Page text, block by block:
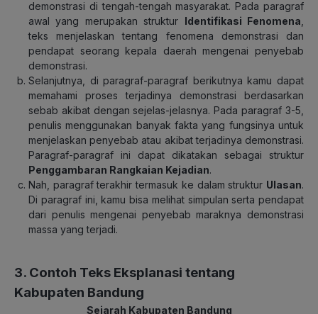
demonstrasi di tengah-tengah masyarakat. Pada paragraf
awal yang merupakan struktur Identifikasi Fenomena
teks menjelaskan tentang fenomena demonstrasi dan
pendapat seorang kepala daerah mengenai penyebab
demonstrasi.
Selanjutnya, di paragraf-paragraf berikutnya kamu dapat
memahami proses terjadinya demonstrasi berdasarkan
sebab akibat dengan sejelas-jelasnya. Pada paragraf 3-5,
penulis menggunakan banyak fakta yang fungsinya untuk
menjelaskan penyebab atau akibat terjadinya demonstrasi.
Paragraf-paragraf ini dapat dikatakan sebagai struktur
Penggambaran Rangkaian Kejadian.
Nah, paragraf terakhir termasuk ke dalam struktur Ulasan.
Di paragraf ini, kamu bisa melihat simpulan serta pendapat
dari penulis mengenai penyebab maraknya demonstrasi
massa yang terjadi.
3. Contoh Teks Eksplanasi tentang
Kabupaten Bandung
Sejarah Kabupaten Bandung